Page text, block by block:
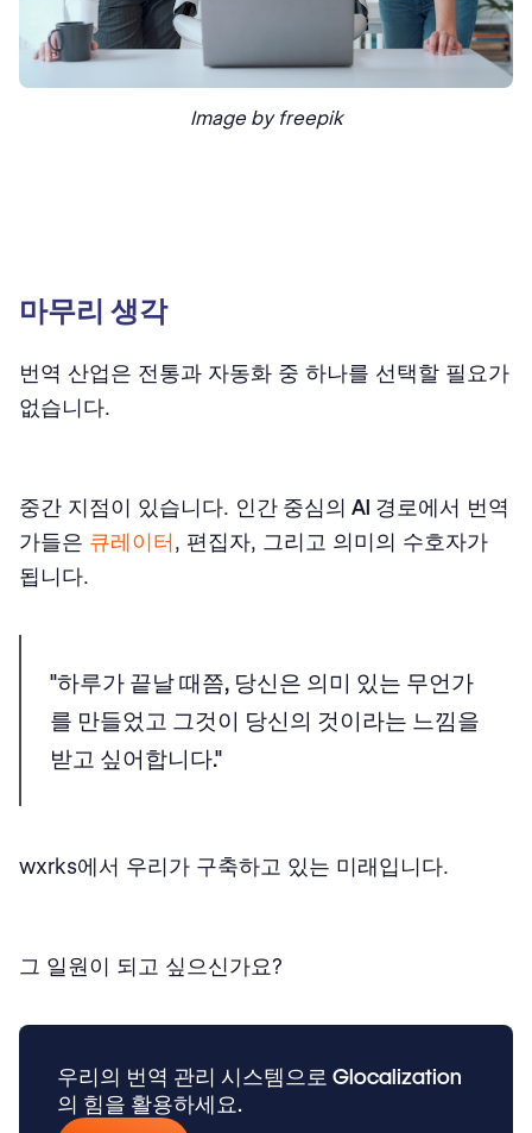
Image by freepik
마무리 생각
번역 산업은 전통과 자동화 중 하나를 선택할 필요가
없습니다.
중간 지점이 있습니다. 인간 중심의 AI 경로에서 번역
가들은 큐레이터, 편집자, 그리고 의미의 수호자가
됩니다.
"하루가 끝날 때쯤, 당신은 의미 있는 무언가
를 만들었고 그것이 당신의 것이라는 느낌을
받고 싶어합니다."
wxrks에서 우리가 구축하고 있는 미래입니다.
그 일원이 되고 싶으신가요?
우리의 번역 관리 시스템으로 Glocalization
의 힘을 활용하세요.